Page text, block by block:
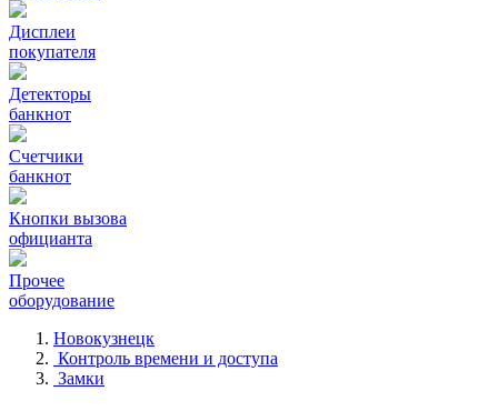
Дисплеи
покупателя
Детекторы
банкнот
Счетчики
банкнот
Кнопки вызова
официанта
Прочее
оборудование
Новокузнецк
Контроль времени и доступа
Замки